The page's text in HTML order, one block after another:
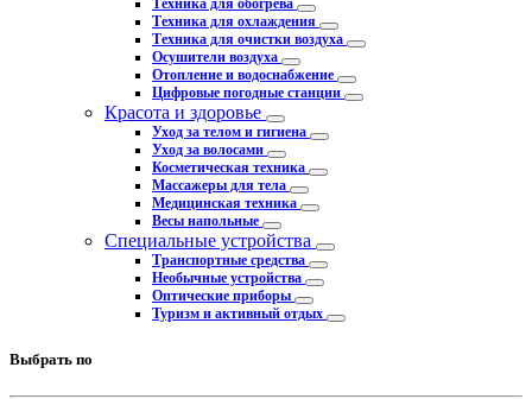
Техника для обогрева
Техника для охлаждения
Техника для очистки воздуха
Осушители воздуха
Отопление и водоснабжение
Цифровые погодные станции
Красота и здоровье
Уход за телом и гигиена
Уход за волосами
Косметическая техника
Массажеры для тела
Медицинская техника
Весы напольные
Специальные устройства
Транспортные средства
Необычные устройства
Оптические приборы
Туризм и активный отдых
Выбрать по